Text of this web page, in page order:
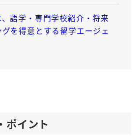
語学・専門学校紹介・将来
を得意とする留学エージェ
ポイント